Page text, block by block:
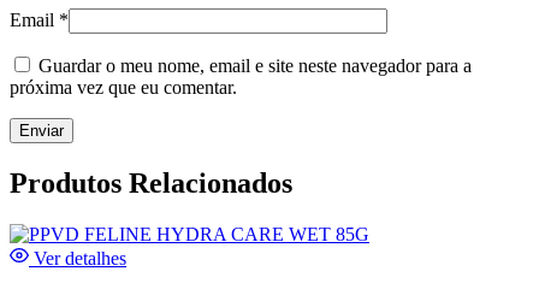
Email *
Guardar o meu nome, email e site neste navegador para a
próxima vez que eu comentar.
Produtos Relacionados
Ver detalhes